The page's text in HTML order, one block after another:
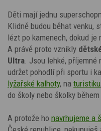
Děti mají jednu
Klidně budou běhat venku,
lézt po kamenech, dokud je
A právě proto vznikly
Ultra . Jsou lehké,
udržet pohodlí při sportu i
lyžařské kalhoty, na turistiku
do školy nebo školky
A protože ho navrhujeme a